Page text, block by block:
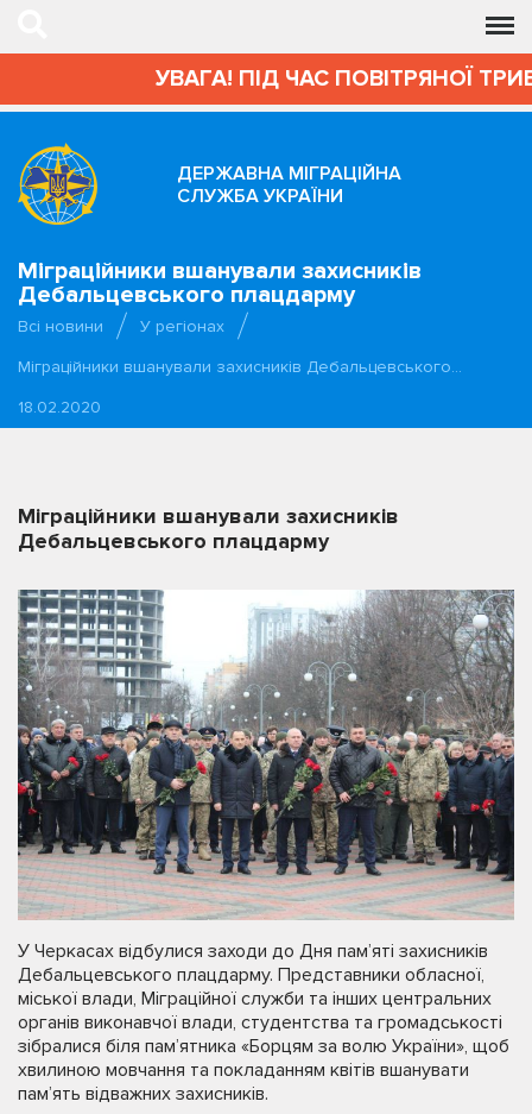
УВАГА! ПІД ЧАС ПОВІТРЯНОЇ
ДЕРЖАВНА МІГРАЦІЙНА
СЛУЖБА УКРАЇНИ
Міграційники вшанували захисників
Дебальцевського плацдарму
Всі новини
У регіонах
Міграційники вшанували захисників Дебальцевського…
18.02.2020
Міграційники вшанували захисників
Дебальцевського плацдарму
У Черкасах відбулися заходи до Дня пам’яті захисників
Дебальцевського плацдарму. Представники обласної,
міської влади, Міграційної служби та інших центральних
органів виконавчої влади, студентства та громадськості
зібралися біля пам’ятника «Борцям за волю України», щоб
хвилиною мовчання та покладанням квітів вшанувати
пам’ять відважних захисників.